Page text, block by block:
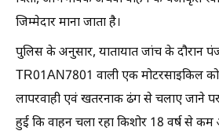
जिम्मेदार माना जाता है।
पुलिस के अनुसार, यातायात जांच के दौरान
TR01AN7801 वाली एक मोटरसाइकिल
लापरवाही एवं खतरनाक ढंग से चलाए जाने पर
हुई कि वाहन चला रहा किशोर 18 वर्ष से